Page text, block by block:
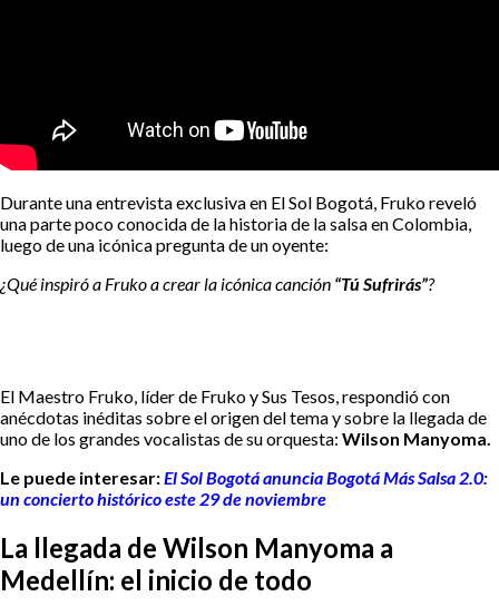
Durante una entrevista exclusiva en El Sol Bogotá, Fruko reveló
una parte poco conocida de la historia de la salsa en Colombia,
luego de una icónica pregunta de un oyente:
¿Qué inspiró a Fruko a crear la icónica canción “Tú Sufrirás”?
El Maestro Fruko, líder de Fruko y Sus Tesos, respondió con
anécdotas inéditas sobre el origen del tema y sobre la llegada de
uno de los grandes vocalistas de su orquesta: Wilson Manyoma.
Le puede interesar:El Sol Bogotá anuncia Bogotá Más Salsa 2.0:
un concierto histórico este 29 de noviembre
La llegada de Wilson Manyoma a
Medellín: el inicio de todo